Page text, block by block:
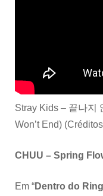
Stray Kids – 끝나지
Won’t End)
CHUU – Spring
Em “Dentro do